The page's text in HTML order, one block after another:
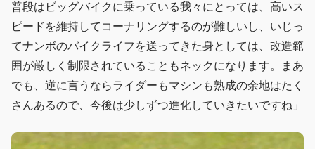
普段はビッグバイクに乗っている我々にとっては、高いス
ピードを維持してコーナリングするのが難しいし、いじっ
てナンボのバイクライフを送ってきた身としては、改造範
囲が厳しく制限されていることもネックになります。まあ
でも、逆に言うならライダーもマシンも熟成の余地はたく
さんあるので、今後は少しずつ進化していきたいですね」